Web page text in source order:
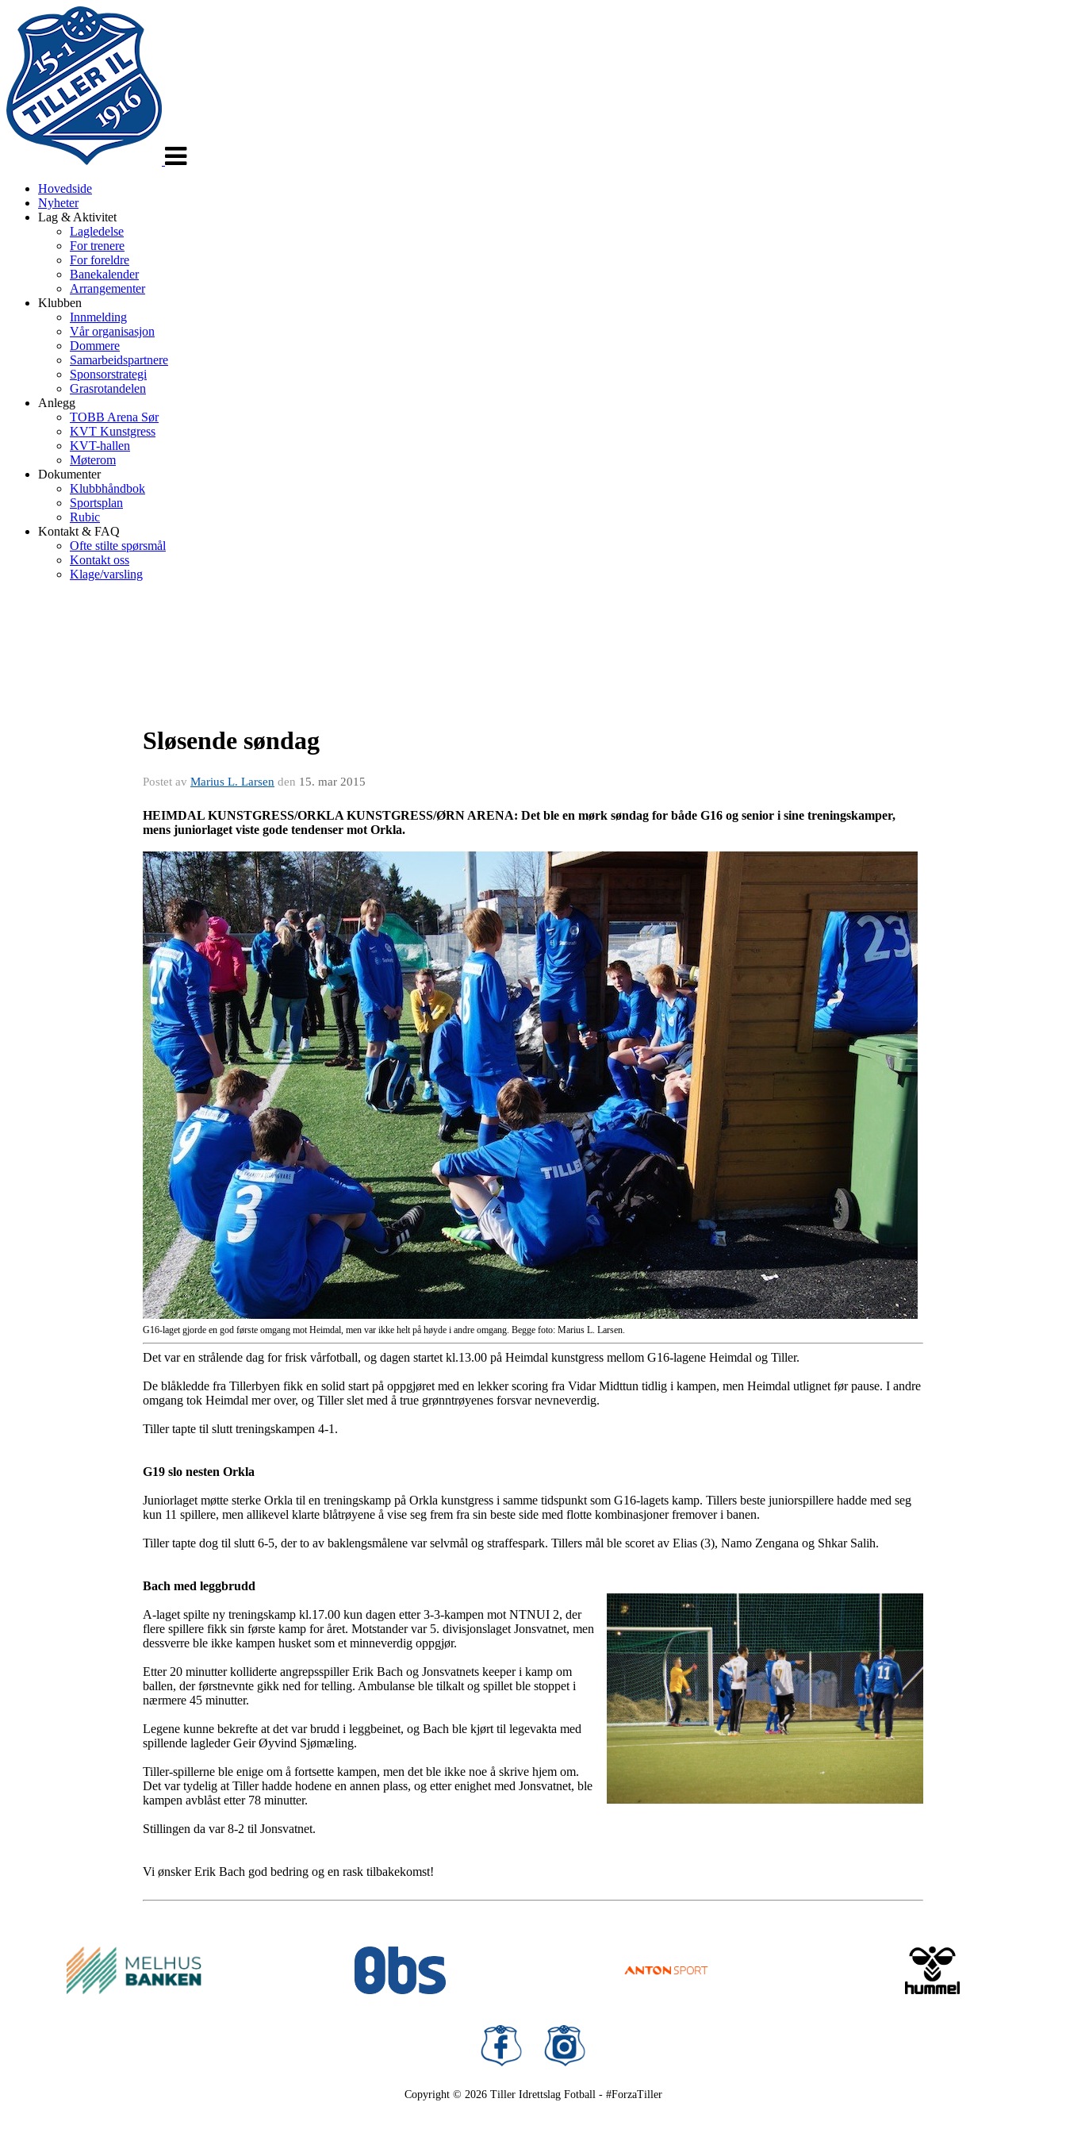
Hovedside
Nyheter
Lag & Aktivitet
Lagledelse
For trenere
For foreldre
Banekalender
Arrangementer
Klubben
Innmelding
Vår organisasjon
Dommere
Samarbeidspartnere
Sponsorstrategi
Grasrotandelen
Anlegg
TOBB Arena Sør
KVT Kunstgress
KVT-hallen
Møterom
Dokumenter
Klubbhåndbok
Sportsplan
Rubic
Kontakt & FAQ
Ofte stilte spørsmål
Kontakt oss
Klage/varsling
Sløsende søndag
Postet av Marius L. Larsen den 15. mar 2015
HEIMDAL KUNSTGRESS/ORKLA KUNSTGRESS/ØRN ARENA: Det ble en mørk søndag for både G16 og senior i sine treningskamper,
mens juniorlaget viste gode tendenser mot Orkla.
G16-laget gjorde en god første omgang mot Heimdal, men var ikke helt på høyde i andre omgang. Begge foto: Marius L. Larsen.
Det var en strålende dag for frisk vårfotball, og dagen startet kl.13.00 på Heimdal kunstgress mellom G16-lagene Heimdal og Tiller.
De blåkledde fra Tillerbyen fikk en solid start på oppgjøret med en lekker scoring fra Vidar Midttun tidlig i kampen, men Heimdal utlignet før pause. I andre
omgang tok Heimdal mer over, og Tiller slet med å true grønntrøyenes forsvar nevneverdig.
Tiller tapte til slutt treningskampen 4-1.
G19 slo nesten Orkla
Juniorlaget møtte sterke Orkla til en treningskamp på Orkla kunstgress i samme tidspunkt som G16-lagets kamp. Tillers beste juniorspillere hadde med seg
kun 11 spillere, men allikevel klarte blåtrøyene å vise seg frem fra sin beste side med flotte kombinasjoner fremover i banen.
Tiller tapte dog til slutt 6-5, der to av baklengsmålene var selvmål og straffespark. Tillers mål ble scoret av Elias (3), Namo Zengana og Shkar Salih.
Bach med leggbrudd
A-laget spilte ny treningskamp kl.17.00 kun dagen etter 3-3-kampen mot NTNUI 2, der
flere spillere fikk sin første kamp for året. Motstander var 5. divisjonslaget Jonsvatnet, men
dessverre ble ikke kampen husket som et minneverdig oppgjør.
Etter 20 minutter kolliderte angrepsspiller Erik Bach og Jonsvatnets keeper i kamp om
ballen, der førstnevnte gikk ned for telling. Ambulanse ble tilkalt og spillet ble stoppet i
nærmere 45 minutter.
Legene kunne bekrefte at det var brudd i leggbeinet, og Bach ble kjørt til legevakta med
spillende lagleder Geir Øyvind Sjømæling.
Tiller-spillerne ble enige om å fortsette kampen, men det ble ikke noe å skrive hjem om.
Det var tydelig at Tiller hadde hodene en annen plass, og etter enighet med Jonsvatnet, ble
kampen avblåst etter 78 minutter.
Stillingen da var 8-2 til Jonsvatnet.
Vi ønsker Erik Bach god bedring og en rask tilbakekomst!
Copyright © 2026 Tiller Idrettslag Fotball - #ForzaTiller